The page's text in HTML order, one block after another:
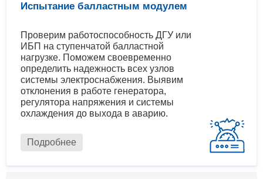
Испытание балластным модулем
Проверим работоспособность ДГУ или
ИБП на ступенчатой балластной
нагрузке. Поможем своевременно
определить надежность всех узлов
системы электроснабжения. Выявим
отклонения в работе генератора,
регулятора напряжения и системы
охлаждения до выхода в аварию.
Подробнее